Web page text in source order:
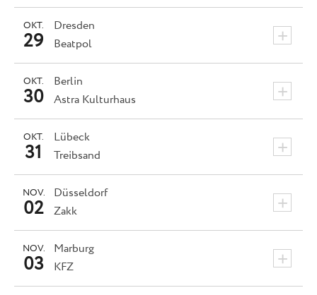
Dresden +
OKT.
29 Beatpol
Berlin +
OKT.
30 Astra Kulturhaus
Lübeck +
OKT.
31 Treibsand
Düsseldorf +
NOV.
02 Zakk
Marburg +
NOV.
03 KFZ